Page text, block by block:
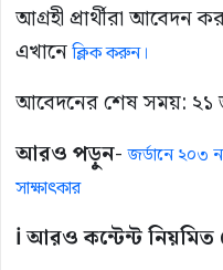
আগ্রহী প্রার্থীরা আবেদন
এখানেক্লিক করুন।
আবেদনের শেষ সময়:
আরও পড়ুন-জর্ডানে ২০৩
সাক্ষাৎকার
ℹ️ আরও কন্টেন্ট নিয়মিত